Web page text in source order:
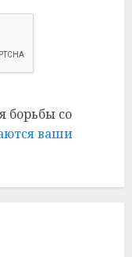
борьбы со
ваши